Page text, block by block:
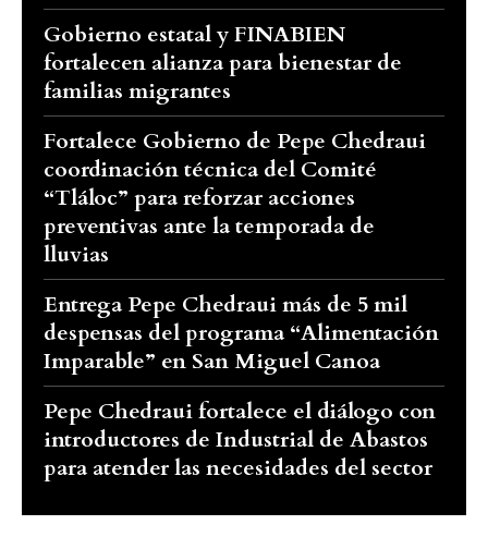
Gobierno estatal y FINABIEN
fortalecen alianza para bienestar de
familias migrantes
Fortalece Gobierno de Pepe Chedraui
coordinación técnica del Comité
“Tláloc” para reforzar acciones
preventivas ante la temporada de
lluvias
Entrega Pepe Chedraui más de 5 mil
despensas del programa “Alimentación
Imparable” en San Miguel Canoa
Pepe Chedraui fortalece el diálogo con
introductores de Industrial de Abastos
para atender las necesidades del sector